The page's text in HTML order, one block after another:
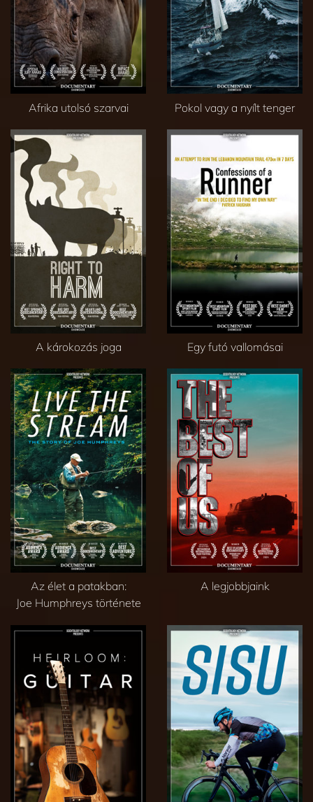
Afrika utolsó szarvai Pokol vagy a nyílt tenger
A károkozás joga Egy futó vallomásai
Az élet a patakban:
Joe Humphreys története
A legjobbjaink